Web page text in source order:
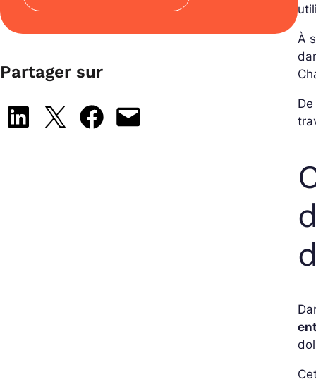
Partager sur
Share on LinkedIn
Share on X Share on Facebook
Email this Page
À